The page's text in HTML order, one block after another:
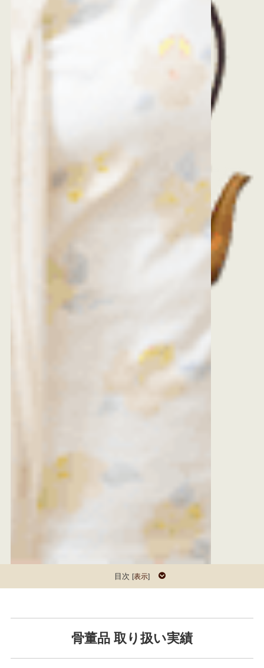
目次 [表示]
骨董品 取り扱い実績